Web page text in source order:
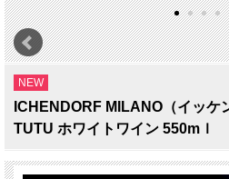
NEW
ICHENDORF MILANO（イッケ
TUTU ホワイトワイン 550mｌ